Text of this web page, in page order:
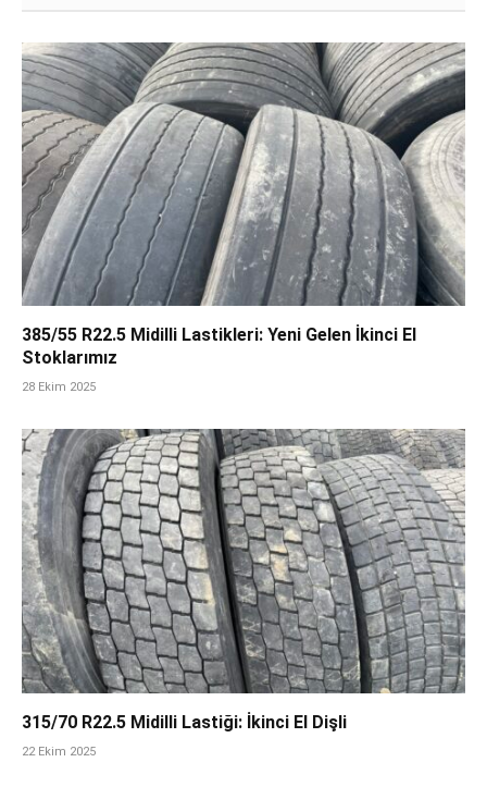
385/55 R22.5 Midilli Lastikleri: Yeni Gelen İkinci El
Stoklarımız
28 Ekim 2025
315/70 R22.5 Midilli Lastiği: İkinci El Dişli
22 Ekim 2025